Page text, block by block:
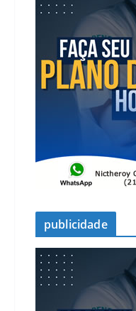
publicidade